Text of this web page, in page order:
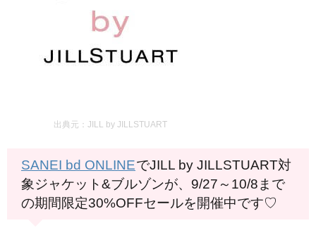
出典元：JILL by JILLSTUART
SANEI bd ONLINEでJILL by JILLSTUART対
象ジャケット&ブルゾンが、9/27～10/8まで
の期間限定30%OFFセールを開催中です♡